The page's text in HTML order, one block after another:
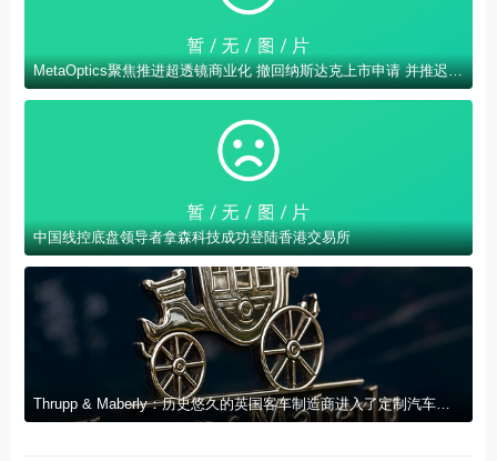
MetaOptics聚焦推进超透镜商业化 撤回纳斯达克上市申请 并推迟在美国进行双重上市计划
中国线控底盘领导者拿森科技成功登陆香港交易所